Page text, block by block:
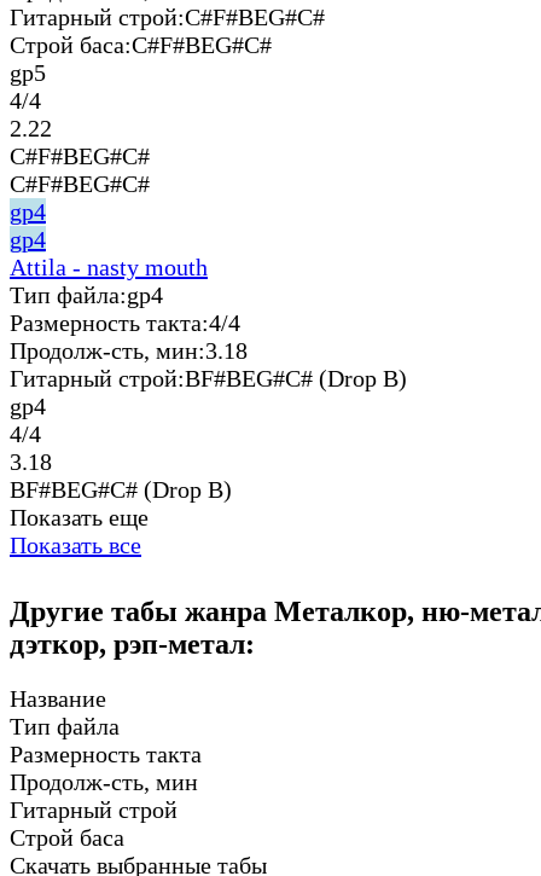
Гитарный строй:C#F#BEG#C#
Строй баса:C#F#BEG#C#
gp5
4/4
2.22
C#F#BEG#C#
C#F#BEG#C#
gp4
gp4
Attila - nasty mouth
Тип файла:gp4
Размерность такта:4/4
Продолж-сть, мин:3.18
Гитарный строй:BF#BEG#C# (Drop B)
gp4
4/4
3.18
BF#BEG#C# (Drop B)
Показать еще
Показать все
Другие табы жанра Металкор, ню-
дэткор, рэп-метал:
Название
Тип файла
Размерность такта
Продолж-сть, мин
Гитарный строй
Строй баса
Скачать выбранные табы